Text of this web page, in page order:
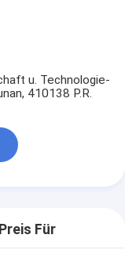
u. Technologie-
410138 P.R.
Für